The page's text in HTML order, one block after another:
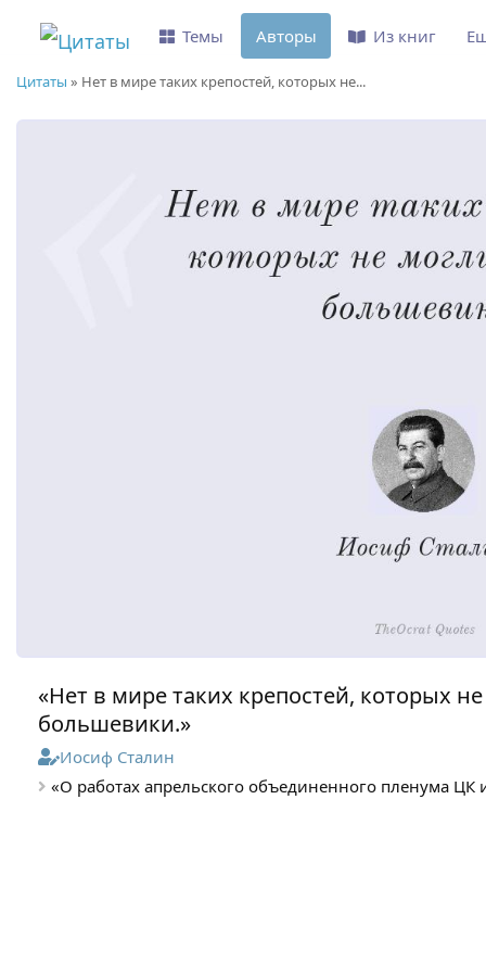
Цитаты » Нет в мире таких крепостей, которых не...
«Нет в мире таких крепостей, которых
большевики.»
Иосиф Сталин
«О работах апрельского объединенного пленума ЦК
Темы Авторы Из книг